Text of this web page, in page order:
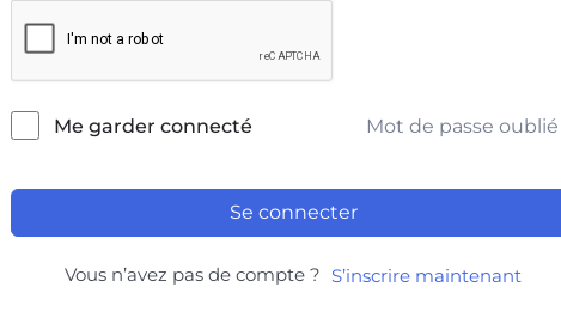
Me garder connecté Mot de passe oublié
Se connecter
Vous n’avez pas de compte ? S’inscrire maintenant